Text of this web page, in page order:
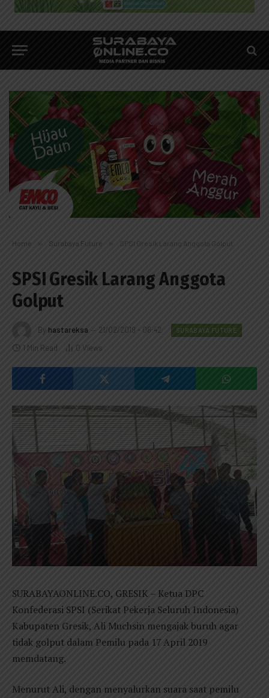
Home » Surabaya Future » SPSI Gresik Larang Anggota Golput
SPSI Gresik Larang Anggota
Golput
By hastareksa 21/02/2019 - 06:42 SURABAYA FUTURE
1 Min Read 0 Views
SURABAYAONLINE.CO, GRESIK – Ketua DPC
Konfederasi SPSI (Serikat Pekerja Seluruh Indonesia)
Kabupaten Gresik, Ali Muchsin mengajak buruh agar
tidak golput dalam Pemilu pada 17 April 2019
memdatang.
Menurut Ali, dengan menyalurkan suara saat pemilu